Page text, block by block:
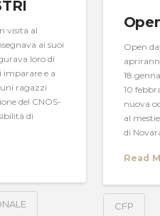
visita al
ai suoi
loro di
imparare e a
ragazzi
del CNOS-
di
Open
18
10
nuova
al
di
Read
CFP